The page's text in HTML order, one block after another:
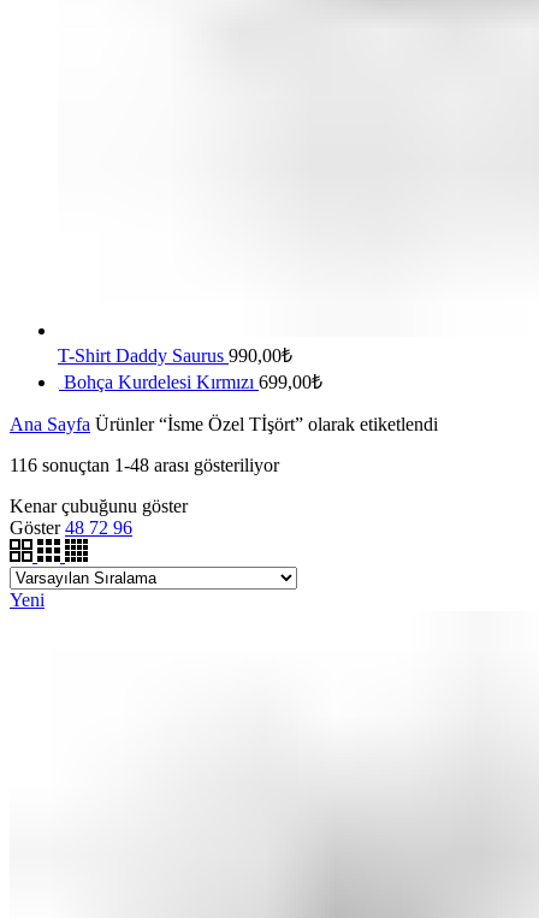
T-Shirt Daddy Saurus 990,00₺
Bohça Kurdelesi Kırmızı 699,00₺
Ana Sayfa Ürünler “İsme Özel Tİşört” olarak etiketlendi
116 sonuçtan 1-48 arası gösteriliyor
Kenar çubuğunu göster
Göster 48 72 96
Yeni